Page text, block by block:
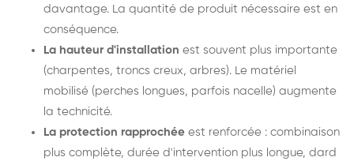
davantage. La quantité de produit nécessaire est en
conséquence.
La hauteur d'installation est souvent plus importante
(charpentes, troncs creux, arbres). Le matériel
mobilisé (perches longues, parfois nacelle) augmente
la technicité.
La protection rapprochée est renforcée : combinaison
plus complète, durée d'intervention plus longue, dard